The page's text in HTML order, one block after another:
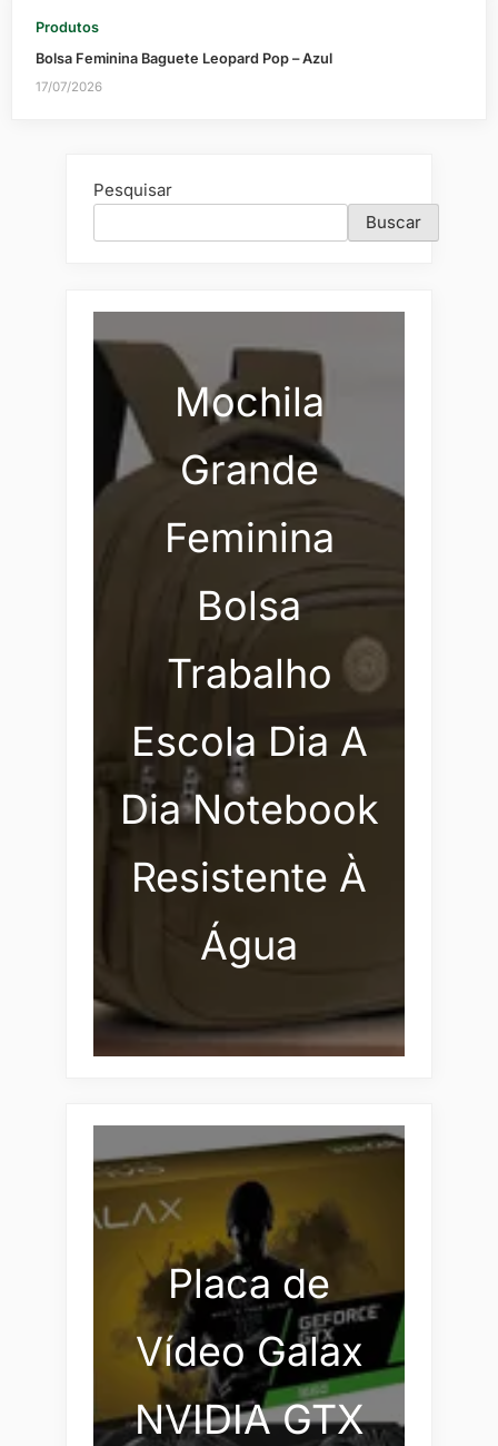
Produtos
Bolsa Feminina Baguete Leopard Pop – Azul
17/07/2026
Pesquisar
Buscar
Mochila
Grande
Feminina
Bolsa
Trabalho
Escola Dia A
Dia Notebook
Resistente À
Água
Placa de
Vídeo Galax
NVIDIA GTX